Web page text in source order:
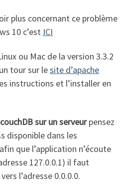
plus concernant ce problème
10 c’est ICI
ou Mac de la version 3.3.2
tour sur lesite d’apache
instructions et l’installer en
couchDB sur un serveurpensez
disponible dans les
que l’application n’écoute
127.0.0.1) il faut
l’adresse 0.0.0.0.